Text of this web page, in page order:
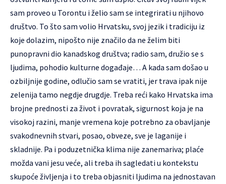
sam proveo u Torontu i želio sam se integrirati u njihovo
društvo. To što sam volio Hrvatsku, svoj jezik i tradiciju iz
koje dolazim, nipošto nije značilo da ne želim biti
punopravni dio kanadskog društva; radio sam, družio se s
ljudima, pohodio kulturne događaje… A kada sam došao u
ozbiljnije godine, odlučio sam se vratiti, jer trava ipak nije
zelenija tamo negdje drugdje. Treba reći kako Hrvatska ima
brojne prednosti za život i povratak, sigurnost koja je na
visokoj razini, manje vremena koje potrebno za obavljanje
svakodnevnih stvari, posao, obveze, sve je laganije i
skladnije. Pa i poduzetnička klima nije zanemariva; plaće
možda vani jesu veće, ali treba ih sagledati u kontekstu
skupoće življenja i to treba objasniti ljudima na jednostavan